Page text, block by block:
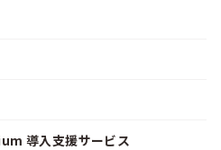
導入支援サービス